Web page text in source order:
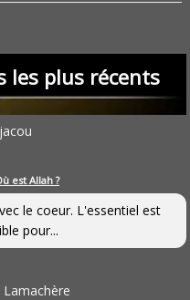
les plus récents
jacou
est Allah ?
le coeur. L'essentiel est
pour...
Lamachère